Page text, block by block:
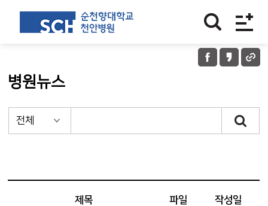
병원뉴스
제목 파일 작성일